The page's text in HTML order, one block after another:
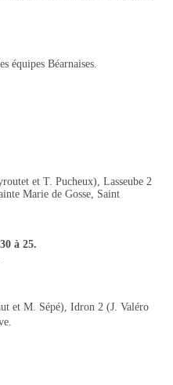
équipes Béarnaises.
et T. Pucheux), Lasseube 2
Marie de Gosse, Saint
30 à 25.
et M. Sépé), Idron 2 (J. Valéro